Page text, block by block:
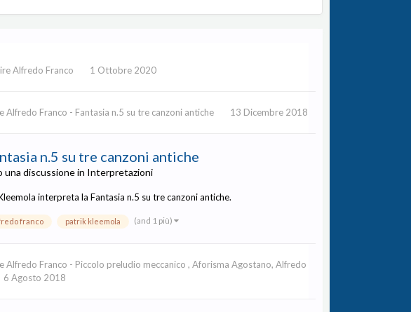
Alfredo Franco 1 Ottobre 2020
Alfredo Franco - Fantasia n.5 su tre canzoni antiche 13 Dicembre 2018
n.5 su tre canzoni antiche
una discussione in Interpretazioni
interpreta la Fantasia n.5 su tre canzoni antiche.
franco patrik kleemola (and 1 più)
Alfredo Franco - Piccolo preludio meccanico , Aforisma Agostano, Alfredo
6 Agosto 2018